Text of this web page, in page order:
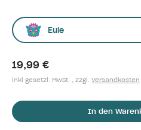
Eule
19,99 €
inkl gesetzl. MwSt. , zzgl. Versandkosten
In den